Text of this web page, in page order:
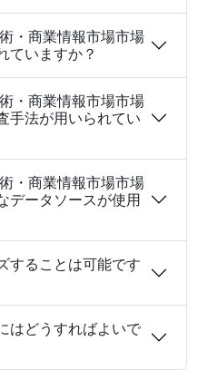
・商業情報市場市場
ていますか？
・商業情報市場市場
手法が用いられてい
・商業情報市場市場
データソースが使用
することは可能です
はどうすればよいで